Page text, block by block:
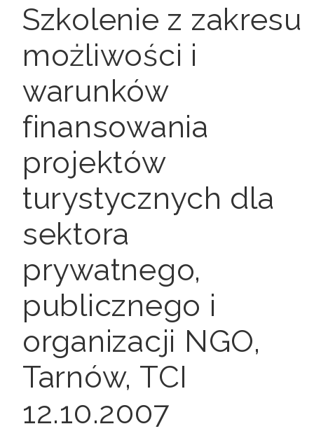
Szkolenie z zakresu
możliwości i
warunków
finansowania
projektów
turystycznych dla
sektora
prywatnego,
publicznego i
organizacji NGO,
Tarnów, TCI
12.10.2007